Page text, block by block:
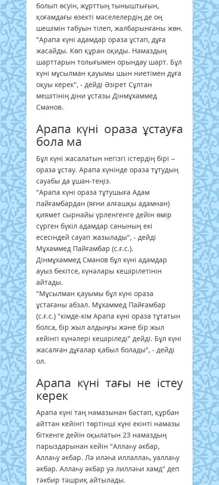
болып өсуін, жұрттың тыныштығын,
қоғамдағы өзекті мәселелердің де оң
шешімін табуын тілеп, жалбарынғаны жөн.
"Арапа күні адамдар ораза ұстап, дұға
жасайды. Көп құран оқиды. Намаздың
шарттарын толығымен орындау шарт. Бұл
күні мұсылман қауымы шын ниетімен дұға
оқуы керек", - дейді Әзірет Сұлтан
мешітінің діни ұстазы Дінмұхаммед
Сманов.
Арапа күні ораза ұстауға
бола ма
Бұл күні жасалатын негізгі істердің бірі –
ораза ұстау. Арапа күнінде ораза тұтудың
сауабы да ұшан-теңіз.
"Арапа күні ораза тұтушыға Адам
пайғамбардан (яғни алғашқы адамнан)
қиямет сырнайы үрленгенге дейін өмір
сүрген бүкіл адамдар санының екі
есесіндей сауап жазылады", - дейді
Мұхаммед Пайғамбар (с.ғ.с.).
Дінмұхаммед Сманов бұл күні адамдар
ауыз бекітсе, күнәлары кешірілетінін
айтады.
"Мұсылман қауымы бұл күні ораза
ұстағаны абзал. Мұхаммед Пайғамбар
(с.ғ.с.) "кімде-кім Арапа күні ораза тұтатын
болса, бір жыл алдыңғы және бір жыл
кейінгі күнәлері кешіріледі" дейді. Бұл күні
жасалған дұғалар қабыл болады", - дейді
ол.
Арапа күні тағы не істеу
керек
Арапа күні таң намазынан бастап, құрбан
айттан кейінгі төртінші күні екінті намазы
біткенге дейін оқылатын 23 намаздың
парыздарынан кейін "Аллаһу әкбар,
Аллаһу әкбар. Лә иләһа иллаллаһ, уаллаһу
әкбар. Аллаһу әкбар уә лилләһи хамд" деп
тәкбир тәшриқ айтылады.